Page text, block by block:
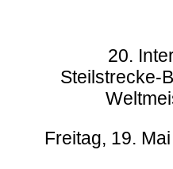
20.
Steilstrecke-
Freitag, 19.